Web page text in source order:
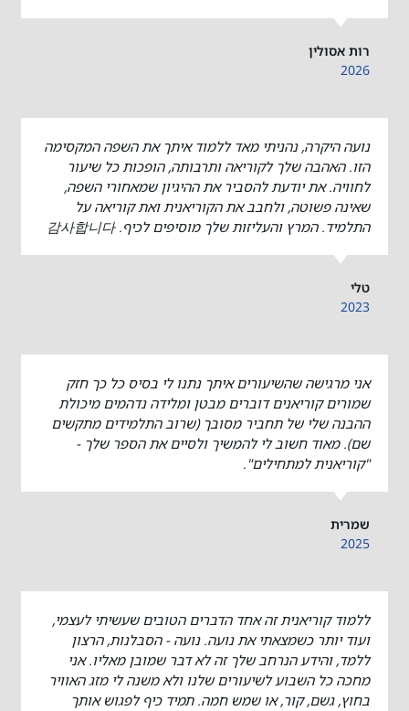
רות אסולין
2026
נועה היקרה, נהניתי מאד ללמוד איתך את השפה המקסימה
הזו. האהבה שלך לקוריאה ותרבותה, הופכות כל שיעור
לחוויה. את יודעת להסביר את ההיגיון שמאחורי השפה,
שאינה פשוטה, ולחבב את הקוריאנית ואת קוריאה על
התלמיד. המרץ והעליזות שלך מוסיפים לכיף. 감사합니다
טלי
2023
אני מרגישה שהשיעורים איתך נתנו לי בסיס כל כך חזק
שמורים קוריאנים דוברים מבטן ומלידה נדהמים מיכולת
ההבנה שלי של תחביר מסובך (שרוב התלמידים מתקשים
שם). מאוד חשוב לי להמשיך ולסיים את הספר שלך -
"קוריאנית למתחילים".
שמרית
2025
ללמוד קוריאנית זה אחד הדברים הטובים שעשיתי לעצמי,
ועוד יותר כשמצאתי את נועה. נועה - הסבלנות, הרצון
ללמד, והידע הנרחב שלך זה לא דבר שמובן מאליו. אני
מחכה כל השבוע לשיעורים שלנו ולא משנה לי מזג האוויר
בחוץ, גשם, קור, או שמש חמה. תמיד כיף לפגוש אותך